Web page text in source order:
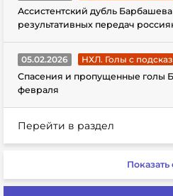
Ассистентский дубль
результативных передач
05.02.2026
НХЛ. Голы с
Спасения и пропущенные голы
февраля
Перейти в раздел